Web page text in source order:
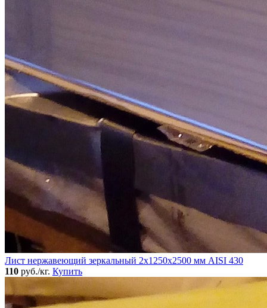
Лист нержавеющий зеркальный 2х1250х2500 мм AISI 430
110 руб./кг. Купить